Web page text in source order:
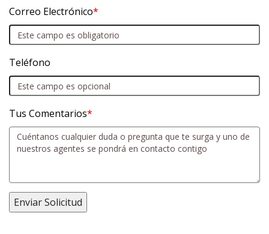
Correo Electrónico*
Teléfono
Tus Comentarios*